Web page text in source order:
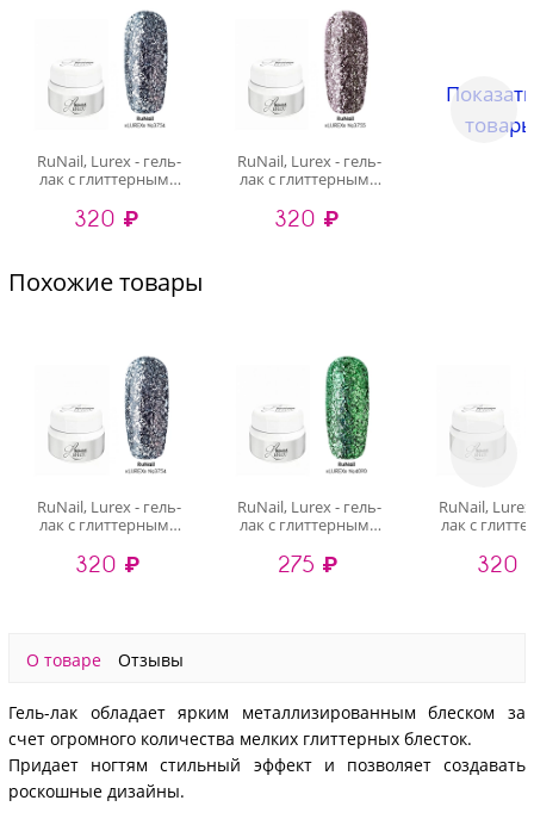
RuNail, Lurex - гель-
лак с глиттерными
гр
320 ₽
RuNail, Lurex - гель-
лак с глиттерными
гр
320 ₽
Похожие товары
RuNail, Lurex - гель-
лак с глиттерными
гр
320 ₽
RuNail, Lurex - гель-
лак с глиттерными
гр
275 ₽
RuNail,
лак с
гр
320
О товаре Отзывы
Гель-лак обладает ярким металлизированным блеском за
счет огромного количества мелких глиттерных блесток.
Придает ногтям стильный эффект и позволяет создавать
роскошные дизайны.